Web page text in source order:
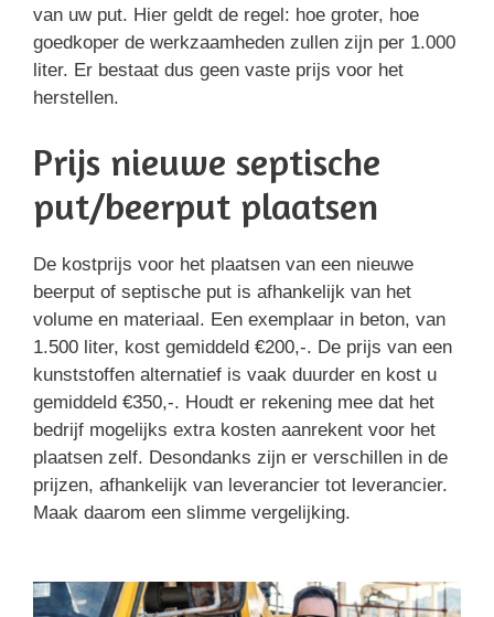
van uw put. Hier geldt de regel: hoe groter, hoe
goedkoper de werkzaamheden zullen zijn per 1.000
liter. Er bestaat dus geen vaste prijs voor het
herstellen.
Prijs nieuwe septische
put/beerput plaatsen
De kostprijs voor het plaatsen van een nieuwe
beerput of septische put is afhankelijk van het
volume en materiaal. Een exemplaar in beton, van
1.500 liter, kost gemiddeld €200,-. De prijs van een
kunststoffen alternatief is vaak duurder en kost u
gemiddeld €350,-. Houdt er rekening mee dat het
bedrijf mogelijks extra kosten aanrekent voor het
plaatsen zelf. Desondanks zijn er verschillen in de
prijzen, afhankelijk van leverancier tot leverancier.
Maak daarom een slimme vergelijking.